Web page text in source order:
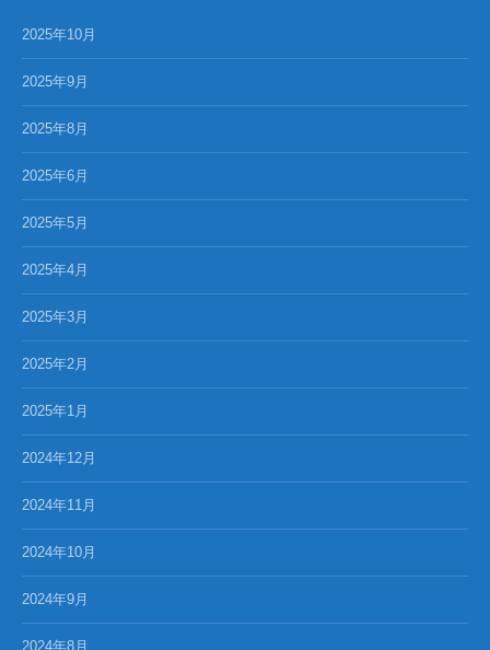
2025年10月
2025年9月
2025年8月
2025年6月
2025年5月
2025年4月
2025年3月
2025年2月
2025年1月
2024年12月
2024年11月
2024年10月
2024年9月
2024年8月